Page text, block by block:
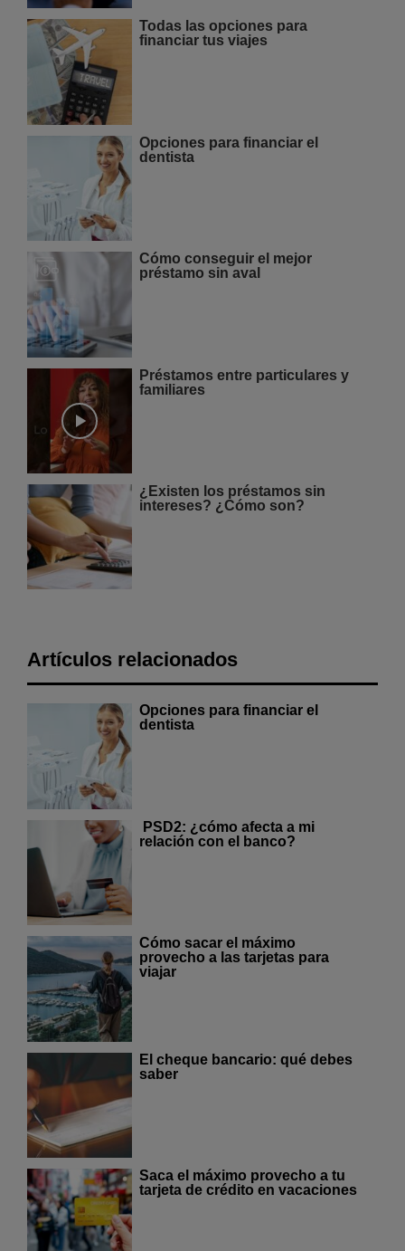
Todas las opciones para
financiar tus viajes
Opciones para financiar el
dentista
Cómo conseguir el mejor
préstamo sin aval
Préstamos entre particulares y
familiares
¿Existen los préstamos sin
intereses? ¿Cómo son?
Artículos relacionados
Opciones para financiar el
dentista
PSD2: ¿cómo afecta a mi
relación con el banco?
Cómo sacar el máximo
provecho a las tarjetas para
viajar
El cheque bancario: qué debes
saber
Saca el máximo provecho a tu
tarjeta de crédito en vacaciones